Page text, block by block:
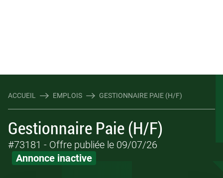
ACCUEIL EMPLOIS GESTIONNAIRE PAIE (H/F)
Gestionnaire Paie (H/F)
#73181 - Offre publiée le 09/07/26
Annonce inactive